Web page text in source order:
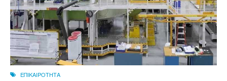
ΕΠΙΚΑΙΡΟΤΗΤΑ